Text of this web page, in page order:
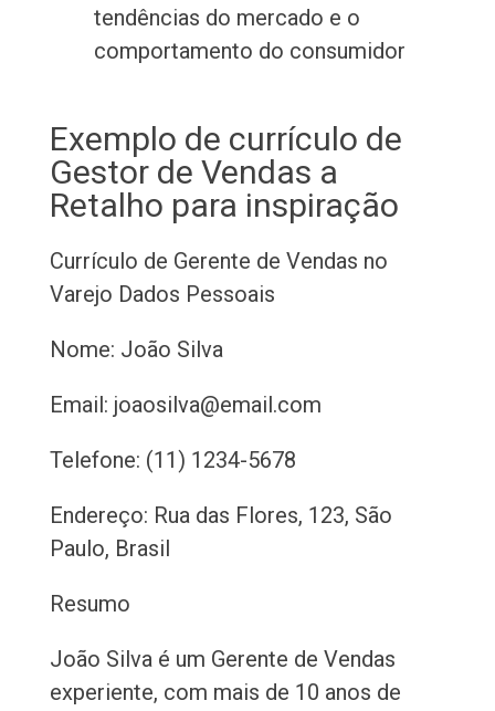
tendências do mercado e o
comportamento do consumidor
Exemplo de currículo de
Gestor de Vendas a
Retalho para inspiração
Currículo de Gerente de Vendas no
Varejo Dados Pessoais
Nome: João Silva
Email: joaosilva@email.com
Telefone: (11) 1234-5678
Endereço: Rua das Flores, 123, São
Paulo, Brasil
Resumo
João Silva é um Gerente de Vendas
experiente, com mais de 10 anos de